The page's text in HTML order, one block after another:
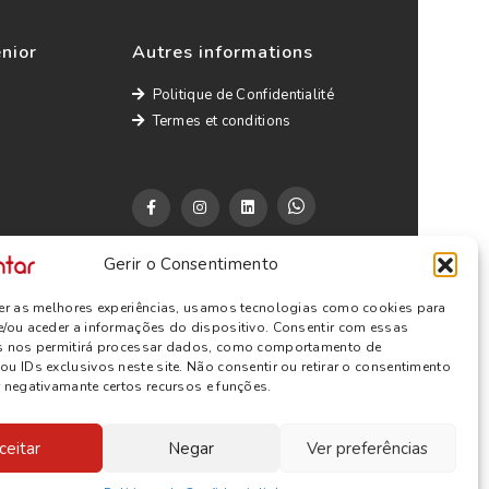
Gerir o Consentimento
as melhores experiências, usamos tecnologias como cookies para
ou aceder a informações do dispositivo. Consentir com essas
nos permitirá processar dados, como comportamento de
IDs exclusivos neste site. Não consentir ou retirar o consentimento
certos recursos e funções.
Negar Ver preferências
Autres informations
Politique de Confidentialité
Termes et conditions